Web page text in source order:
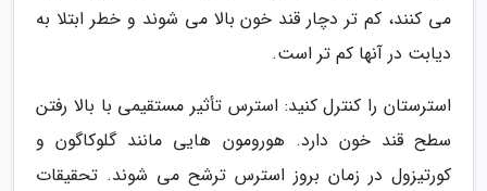
می کنند، کم تر دچار قند خون بالا می شوند و خطر ابتلا به
دیابت در آنها کم تر است.
استرستان را کنترل کنید: استرس تأثیر مستقیمی با بالا رفتن
سطح قند خون دارد. هورومون هایی مانند گلوکاگون و
کورتیزول در زمان بروز استرس ترشح می شوند. تحقیقات